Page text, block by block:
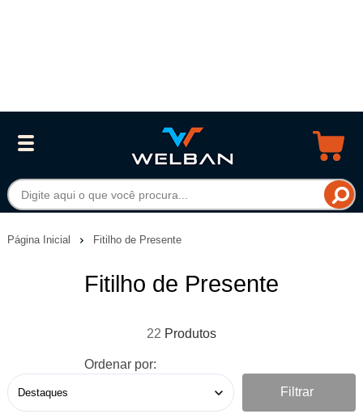
Página Inicial Fitilho de Presente
Fitilho de Presente
22
Ordenar por:
Filtrar